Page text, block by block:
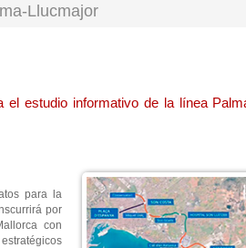
Llucmajor
estudio informativo de la línea
para la
por
con